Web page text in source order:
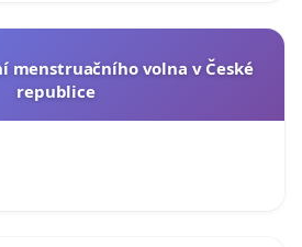
menstruačního volna v České
republice